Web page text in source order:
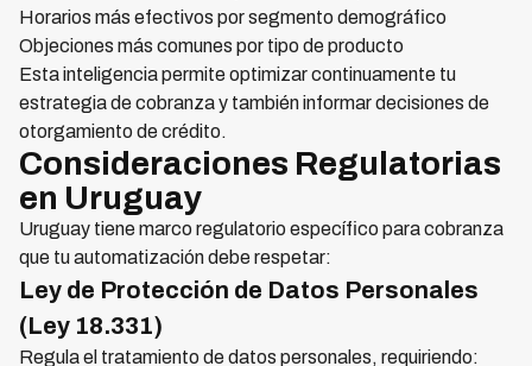
Horarios más efectivos por segmento demográfico
Objeciones más comunes por tipo de producto
Esta inteligencia permite optimizar continuamente tu
estrategia de cobranza y también informar decisiones de
otorgamiento de crédito.
Consideraciones Regulatorias
en Uruguay
Uruguay tiene marco regulatorio específico para cobranza
que tu automatización debe respetar:
Ley de Protección de Datos Personales
(Ley 18.331)
Regula el tratamiento de datos personales, requiriendo: